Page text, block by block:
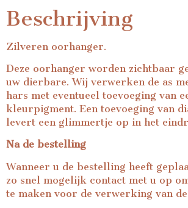
Beschrijving
Zilveren oorhanger.
Deze oorhanger worden zichtbaar
uw dierbare. Wij verwerken de as
hars met eventueel toevoeging van
kleurpigment. Een toevoeging van
levert een glimmertje op in het
Na de bestelling
Wanneer u de bestelling heeft
zo snel mogelijk contact met u op
te maken voor de verwerking van de